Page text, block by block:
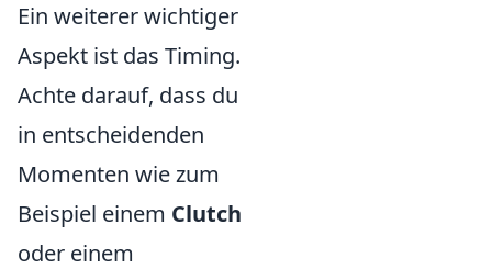
Ein weiterer wichtiger
Aspekt ist das Timing.
Achte darauf, dass du
in entscheidenden
Momenten wie zum
Beispiel einem Clutch
oder einem